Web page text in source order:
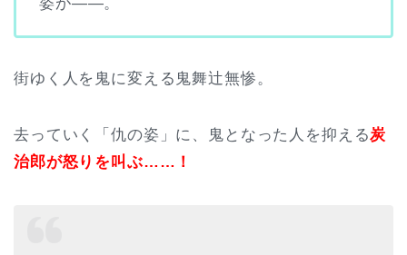
街ゆく人を鬼に変える鬼舞辻無惨。
去っていく「仇の姿」に、鬼となった人を抑える炭
治郎が怒りを叫ぶ……！